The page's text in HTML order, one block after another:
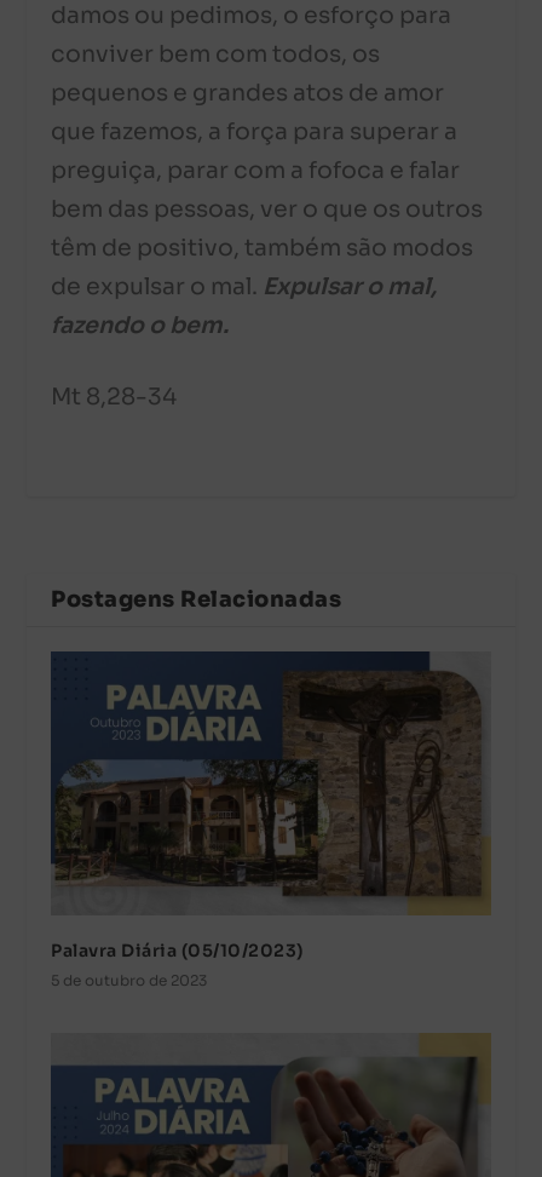
damos ou pedimos, o esforço para
conviver bem com todos, os
pequenos e grandes atos de amor
que fazemos, a força para superar a
preguiça, parar com a fofoca e falar
bem das pessoas, ver o que os outros
têm de positivo, também são modos
de expulsar o mal. Expulsar o mal,
fazendo o bem.
Mt 8,28-34
Postagens Relacionadas
Palavra Diária (05/10/2023)
5 de outubro de 2023